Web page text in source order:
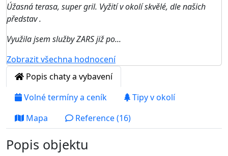
Úžasná terasa, super gril. Vyžití v okolí skvělé, dle našich
představ .
Využila jsem služby ZARS již po...
Zobrazit všechna hodnocení
Popis chaty a vybavení
Volné termíny a ceník
Tipy v okolí
Mapa
Reference (16)
Popis objektu